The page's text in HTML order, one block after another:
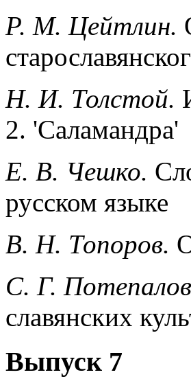
Р. М. Цейтлин.
Н. И. Толстой.
2. 'Саламандра'
Е. В. Чешко.
русском языке
В. Н. Топоров.
С. Г.
славянских
Выпуск 7